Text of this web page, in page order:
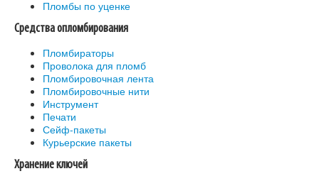
Пломбы по уценке
Средства опломбирования
Пломбираторы
Проволока для пломб
Пломбировочная лента
Пломбировочные нити
Инструмент
Печати
Сейф-пакеты
Курьерские пакеты
Хранение ключей